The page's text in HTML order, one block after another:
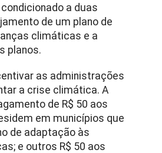
a duas
de um plano de
climáticas e a
planos.
as administrações
a crise climática. A
de R$ 50 aos
em municípios que
de adaptação às
e outros R$ 50 aos